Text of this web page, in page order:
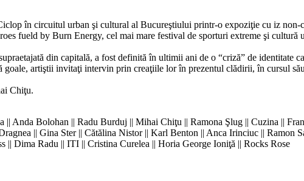
în circuitul urban şi cultural al Bucureştiului printr-o expoziţie cu iz non-
fueld by Burn Energy, cel mai mare festival de sporturi extreme şi
din capitală, a fost definită în ultimii ani de o “criză” de identitate
artiştii invitaţi intervin prin creaţiile lor în prezentul clădirii, în cursul
Chiţu.
|| Anda Bolohan || Radu Burduj || Mihai Chiţu || Ramona Şlug || Cuzina ||
|| Gina Ster || Cătălina Nistor || Karl Benton || Anca Irinciuc || Ramon
|| Dima Radu || ITI || Cristina Curelea || Horia George Ioniţă || Rocks Rose